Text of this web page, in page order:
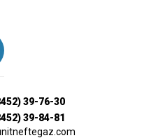
39-76-30
39-84-81